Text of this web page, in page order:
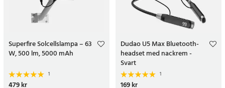
Superfire Solcellslampa – 63
W, 500 lm, 5000 mAh
1
Pris:479 kr
479 kr
Dudao U5 Max Bluetooth-
headset med nackrem -
Svart
1
Pris:169 kr
169 kr